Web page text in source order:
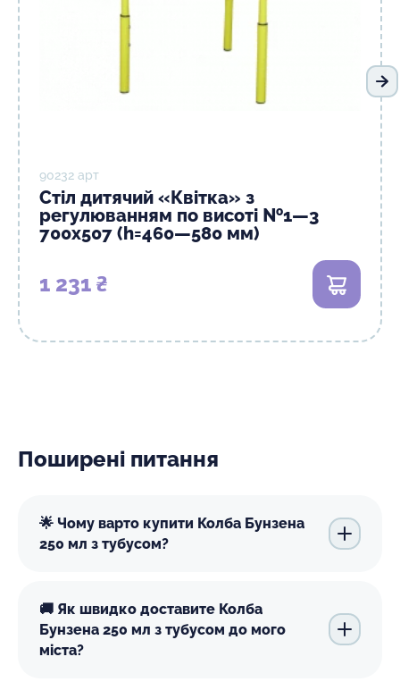
90232 арт
Стіл дитячий «Квітка» з
регулюванням по висоті №1—3
700х507 (h=460—580 мм)
1 231 ₴ В кошик
Поширені питання
🌟 Чому варто купити Колба Бунзена
250 мл з тубусом?
🚚 Як швидко доставите Колба
Бунзена 250 мл з тубусом до мого
міста?